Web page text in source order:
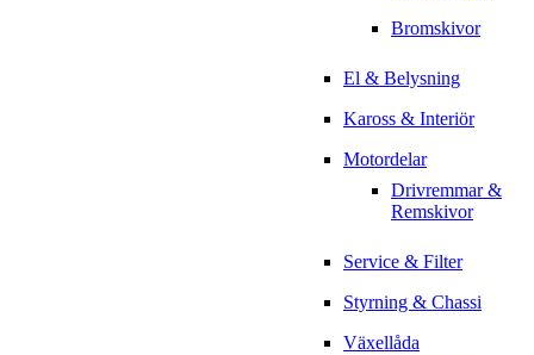
Bromskivor
El & Belysning
Kaross & Interiör
Motordelar
Drivremmar &
Remskivor
Service & Filter
Styrning & Chassi
Växellåda